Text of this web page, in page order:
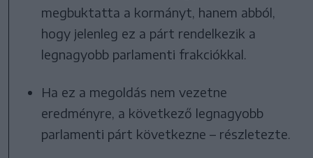
megbuktatta a kormányt, hanem abból,
hogy jelenleg ez a párt rendelkezik a
legnagyobb parlamenti frakciókkal.
Ha ez a megoldás nem vezetne
eredményre, a következő legnagyobb
parlamenti párt következne – részletezte.